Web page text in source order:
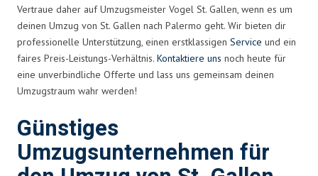
Vertraue daher auf Umzugsmeister Vogel St. Gallen, wenn es um
deinen Umzug von St. Gallen nach Palermo geht. Wir bieten dir
professionelle Unterstützung, einen erstklassigen Service und ein
faires Preis-Leistungs-Verhältnis. Kontaktiere uns noch heute für
eine unverbindliche Offerte und lass uns gemeinsam deinen
Umzugstraum wahr werden!
Günstiges
Umzugsunternehmen für